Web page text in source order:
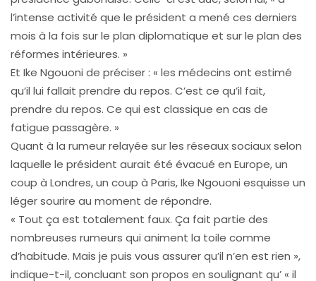
l’intense activité que le président a mené ces derniers
mois à la fois sur le plan diplomatique et sur le plan des
réformes intérieures. »
Et Ike Ngouoni de préciser : « les médecins ont estimé
qu’il lui fallait prendre du repos. C’est ce qu’il fait,
prendre du repos. Ce qui est classique en cas de
fatigue passagère. »
Quant à la rumeur relayée sur les réseaux sociaux selon
laquelle le président aurait été évacué en Europe, un
coup à Londres, un coup à Paris, Ike Ngouoni esquisse un
léger sourire au moment de répondre.
« Tout ça est totalement faux. Ça fait partie des
nombreuses rumeurs qui animent la toile comme
d’habitude. Mais je puis vous assurer qu’il n’en est rien »,
indique-t-il, concluant son propos en soulignant qu’ « il